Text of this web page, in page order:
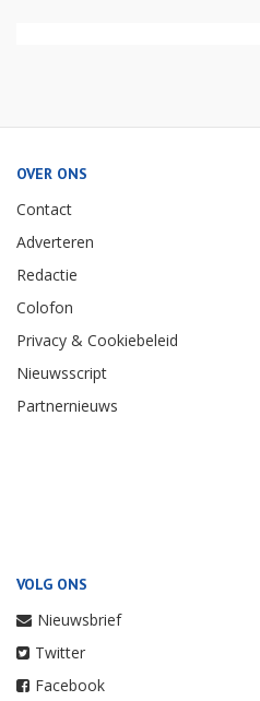
OVER ONS
Contact
Adverteren
Redactie
Colofon
Privacy & Cookiebeleid
Nieuwsscript
Partnernieuws
VOLG ONS
Nieuwsbrief
Twitter
Facebook